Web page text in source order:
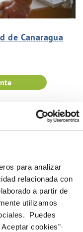
para analizar
relacionada con
a partir de
utilizamos
Puedes
cookies”·
de Canaragua
11 de 102